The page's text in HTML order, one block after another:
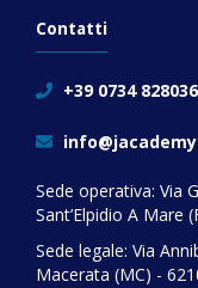
Contatti
+39 0734 828036
Sede operativa: Via
Sant’Elpidio A Mare
Sede legale: Via
Macerata (MC) -